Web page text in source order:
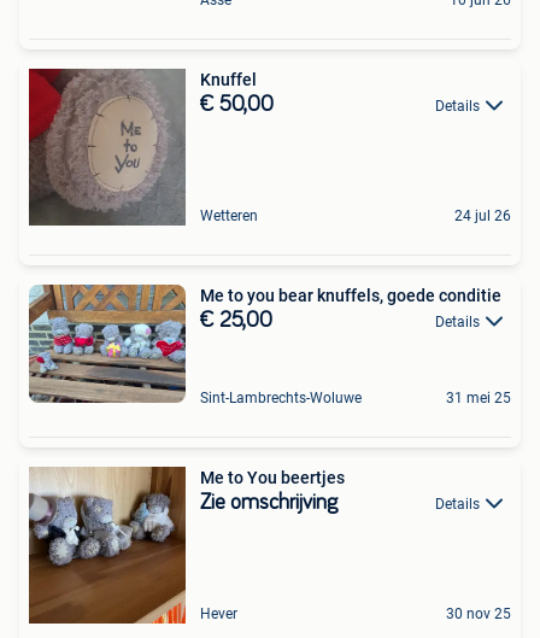
Knuffel
€ 50,00 Details
Wetteren 24 jul 26
Me to you bear knuffels, goede conditie
€ 25,00 Details
Sint-Lambrechts-Woluwe 31 mei 25
Me to You beertjes
Zie omschrijving Details
Hever 30 nov 25